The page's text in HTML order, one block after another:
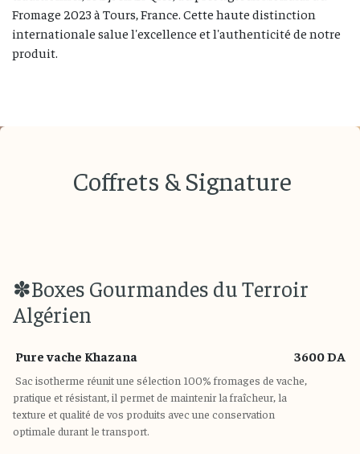
Fromage 2023 à Tours, France. Cette haute distinction
internationale salue l'excellence et l'authenticité de notre
produit.
Coffrets & Signature
✽Boxes Gourmandes du Terroir
Algérien
Pure vache Khazana 3600 DA
Sac isotherme réunit une sélection 100% fromages de vache,
pratique et résistant, il permet de maintenir la fraîcheur, la
texture et qualité de vos produits avec une conservation
optimale durant le transport.